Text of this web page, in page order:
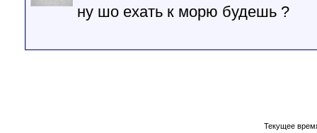
ну шо ехать к морю будешь ?
Текущее